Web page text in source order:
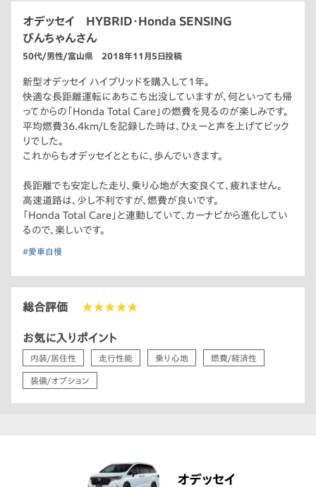
オデッセイ HYBRID・Honda SENSING
びんちゃんさん
50代/男性/富山県 2018年11月5日投稿
新型オデッセイ ハイブリッドを購入して1年。
快適な長距離運転にあちこち出没していますが、何といっても帰
ってからの「Honda Total Care」の燃費を見るのが楽しみです。
平均燃費36.4km/Lを記録した時は、ひぇーと声を上げてビック
リでした。
これからもオデッセイとともに、歩んでいきます。
長距離でも安定した走り、乗り心地が大変良くて、疲れません。
高速道路は、少し不利ですが、燃費が良いです。
「Honda Total Care」と連動していて、カーナビから進化してい
るので、楽しいです。
#愛車自慢
総合評価 ★★★★★
お気に入りポイント
内装/居住性 走行性能 乗り心地 燃費/経済性
装備/オプション
オデッセイ